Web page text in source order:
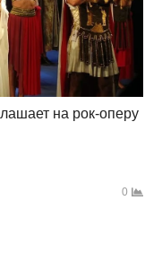
на рок-оперу
0